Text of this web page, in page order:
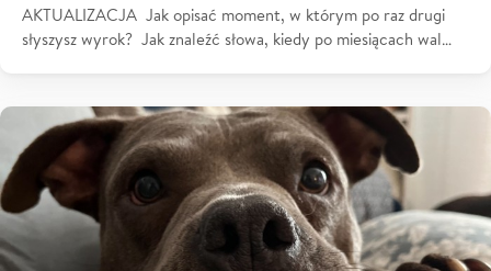
AKTUALIZACJA Jak opisać moment, w którym po raz drugi
słyszysz wyrok? Jak znaleźć słowa, kiedy po miesiącach wal…